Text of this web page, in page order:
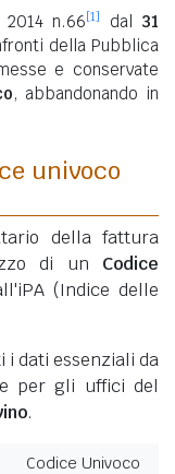
n.66[1] dal 31
della Pubblica
e conservate
, abbandonando in
univoco
della fattura
di un Codice
(Indice delle
dati essenziali da
per gli uffici del
.
Codice Univoco